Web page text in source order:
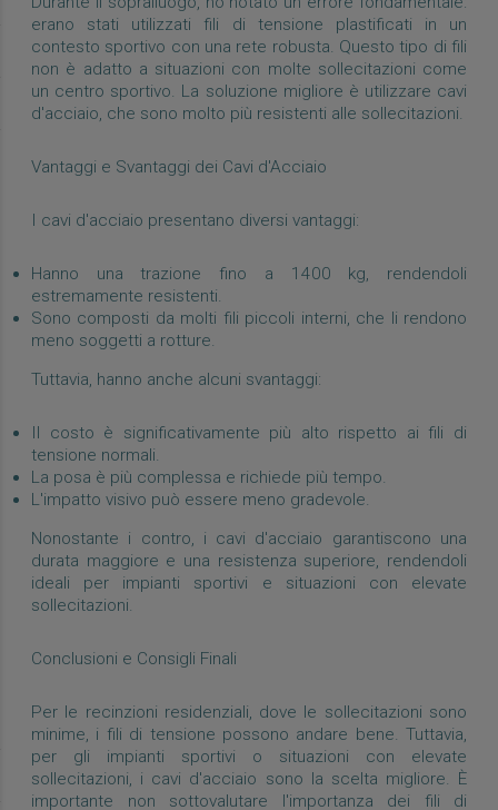
erano stati utilizzati fili di tensione plastificati in un
contesto sportivo con una rete robusta. Questo tipo di fili
non è adatto a situazioni con molte sollecitazioni come
un centro sportivo. La soluzione migliore è utilizzare cavi
d'acciaio, che sono molto più resistenti alle sollecitazioni.
Vantaggi e Svantaggi dei Cavi d'Acciaio
I cavi d'acciaio presentano diversi vantaggi:
Hanno una trazione fino a 1400 kg, rendendoli
estremamente resistenti.
Sono composti da molti fili piccoli interni, che li rendono
meno soggetti a rotture.
Tuttavia, hanno anche alcuni svantaggi:
Il costo è significativamente più alto rispetto ai fili di
tensione normali.
La posa è più complessa e richiede più tempo.
L'impatto visivo può essere meno gradevole.
Nonostante i contro, i cavi d'acciaio garantiscono una
durata maggiore e una resistenza superiore, rendendoli
ideali per impianti sportivi e situazioni con elevate
sollecitazioni.
Conclusioni e Consigli Finali
Per le recinzioni residenziali, dove le sollecitazioni sono
minime, i fili di tensione possono andare bene. Tuttavia,
per gli impianti sportivi o situazioni con elevate
sollecitazioni, i cavi d'acciaio sono la scelta migliore. È
importante non sottovalutare l'importanza dei fili di